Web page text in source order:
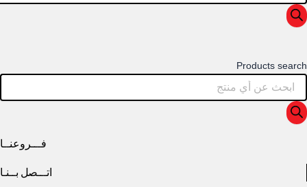
Products search
فـــروعنــا
اتـــصل بــنـا